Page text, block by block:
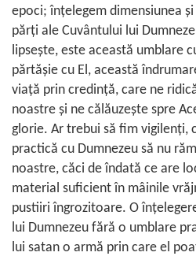
epoci; înţelegem dimensiunea
părţi ale Cuvântului lui
lipseşte, este această umblare
părtăşie cu El, această
viaţă prin credinţă, care ne
noastre şi ne călăuzeşte spre
glorie. Ar trebui să fim vigilenţi,
practică cu Dumnezeu să nu
noastre, căci de îndată ce are
material suficient în mâinile
pustiiri îngrozitoare. O
lui Dumnezeu fără o umblare
lui satan o armă prin care el